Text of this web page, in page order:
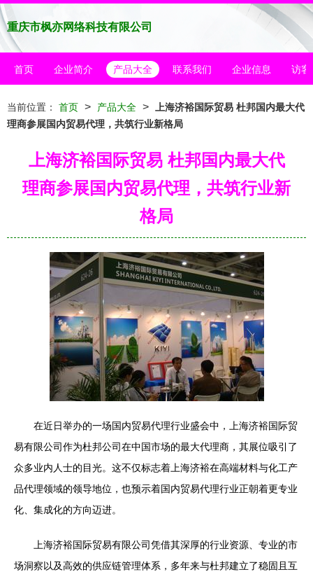
重庆市枫亦网络科技有限公司
首页 企业简介 产品大全 联系我们 企业信息 访客
当前位置： 首页 > 产品大全 >
上海济裕国际贸易 杜邦国内最大代
理商参展国内贸易代理，共筑行业新格局
上海济裕国际贸易 杜邦国内最大代
理商参展国内贸易代理，共筑行业新
格局
在近日举办的一场国内贸易代理行业盛会中，上海济裕国际贸
易有限公司作为杜邦公司在中国市场的最大代理商，其展位吸引了
众多业内人士的目光。这不仅标志着上海济裕在高端材料与化工产
品代理领域的领导地位，也预示着国内贸易代理行业正朝着更专业
化、集成化的方向迈进。
上海济裕国际贸易有限公司凭借其深厚的行业资源、专业的市
场洞察以及高效的供应链管理体系，多年来与杜邦建立了稳固且互